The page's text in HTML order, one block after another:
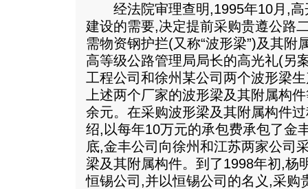
经法院审理查明,1995年10月,高
建设的需要,决定提前采购贵遵公路
需物资钢护拦(又称“波形梁”)及其附
高等级公路管理局局长的高光礼(另
工程公司和徐州某公司两个波形梁
上述两个厂家的波形梁及其附属构
余元。在采购波形梁及其附属构件
绍,以每年10万元的承包费承包了金
底,金丰公司向徐州和江苏两家公司
梁及其附属构件。到了1998年初,杨
恒锡公司,并以恒锡公司的名义,采购